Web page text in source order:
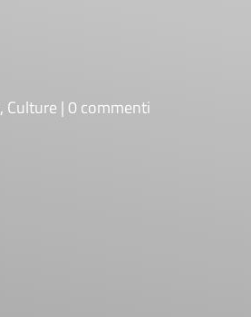
, Culture 0 commenti